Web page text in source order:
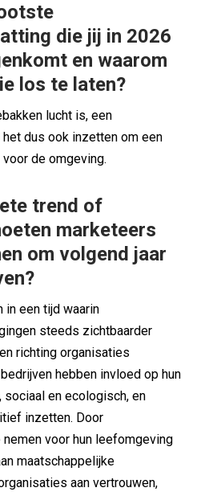
die jij in 2026
en waarom
los te laten?
lucht is, een
dus ook inzetten om een
de omgeving.
trend of
marketeers
om volgend jaar
in een tijd waarin
steeds zichtbaarder
richting organisaties
hebben invloed op hun
en ecologisch, en
inzetten. Door
voor hun leefomgeving
maatschappelijke
aan vertrouwen,